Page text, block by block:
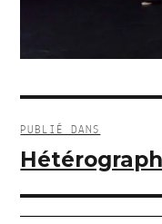
Navigation
de
l’article
PUBLIÉ DANS